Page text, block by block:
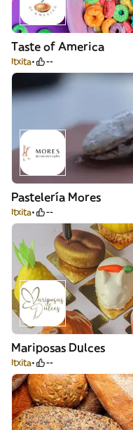
Taste of America
Itxita --
Pastelería Mores
Itxita --
Mariposas Dulces
Itxita --